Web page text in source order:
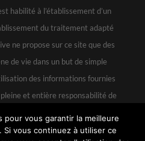
habilité à l’établissement d’un
du traitement adapté
ne propose sur ce site que des
de vie dans un but de simple
des informations fournies
et entière responsabilité de
aucun cas, Flor’alternative ne
pour vous garantir la meilleure
vous continuez à utiliser ce